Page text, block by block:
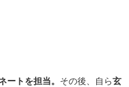
ートを担当。 その後、自ら玄